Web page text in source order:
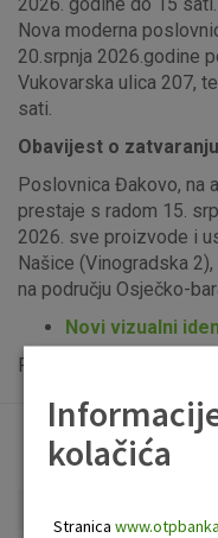
Nova moderna
20.srpnja 2026.godine
Vukovarska ulica 207,
sati.
Obavijest o
Poslovnica Đakovo, na
prestaje s radom 15.
2026. sve proizvode i
Našice (Vinogradska
na području Osječko-
Novi vizualni
Popis uplatno-isplatnih
Lista poslovnica
kolačića
Stranica